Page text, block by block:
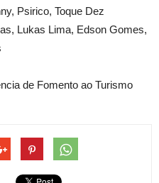
Psirico, Toque Dez
Lukas Lima, Edson Gomes,
de Fomento ao Turismo